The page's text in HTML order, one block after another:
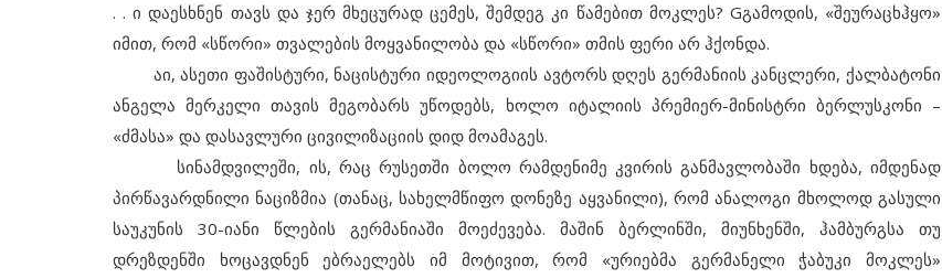
. . ი დაესხნენ თავს და ჯერ მხეცურად ცემეს, შემდეგ კი წამებით მოკლეს? Gგამოდის, «შეურაცხჰყო»
იმით, რომ «სწორი» თვალების მოყვანილობა და «სწორი» თმის ფერი არ ჰქონდა.
აი, ასეთი ფაშისტური, ნაცისტური იდეოლოგიის ავტორს დღეს გერმანიის კანცლერი, ქალბატონი
ანგელა მერკელი თავის მეგობარს უწოდებს, ხოლო იტალიის პრემიერ-მინისტრი ბერლუსკონი –
«ძმასა» და დასავლური ცივილიზაციის დიდ მოამაგეს.
სინამდვილეში, ის, რაც რუსეთში ბოლო რამდენიმე კვირის განმავლობაში ხდება, იმდენად
პირწავარდნილი ნაციზმია (თანაც, სახელმწიფო დონეზე აყვანილი), რომ ანალოგი მხოლოდ გასული
საუკუნის 30-იანი წლების გერმანიაში მოეძევება. მაშინ ბერლინში, მიუნხენში, ჰამბურგსა თუ
დრეზდენში ხოცავდნენ ებრაელებს იმ მოტივით, რომ «ურიებმა გერმანელი ჭაბუკი მოკლეს»